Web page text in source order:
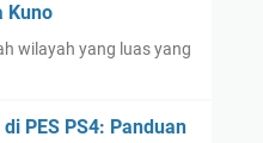
Kuno
wilayah yang luas yang
PES PS4: Panduan